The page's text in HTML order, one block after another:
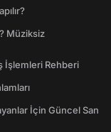
Müziksiz
İşlemleri Rehberi
İçin Güncel San